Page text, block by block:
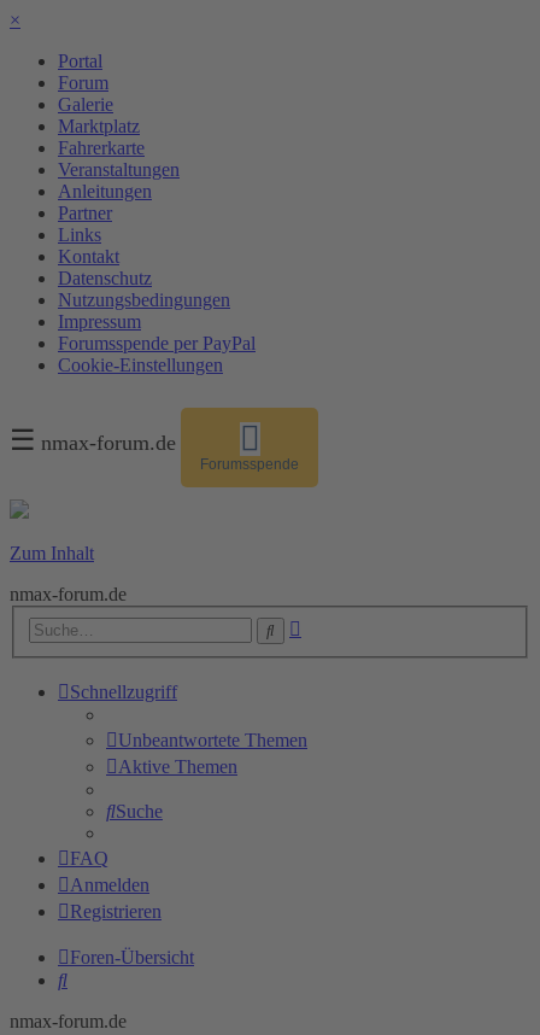
×
Portal
Forum
Galerie
Marktplatz
Fahrerkarte
Veranstaltungen
Anleitungen
Partner
Links
Kontakt
Datenschutz
Nutzungsbedingungen
Impressum
Forumsspende per PayPal
Cookie-Einstellungen
☰ nmax-forum.de
Forumsspende
Zum Inhalt
nmax-forum.de
Suche
Schnellzugriff
Unbeantwortete Themen
Aktive Themen
Suche
FAQ
Anmelden
Registrieren
Foren-Übersicht
Suche
nmax-forum.de